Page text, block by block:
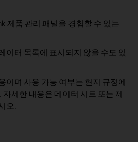
제품 관리 패널을 경험할 수 있는
이터 목록에 표시되지 않을 수도 있
이며 사용 가능 여부는 현지 규정에
세한 내용은 데이터 시트 또는 제
오.